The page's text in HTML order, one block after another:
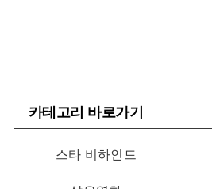
카테고리 바로가기
스타 비하인드